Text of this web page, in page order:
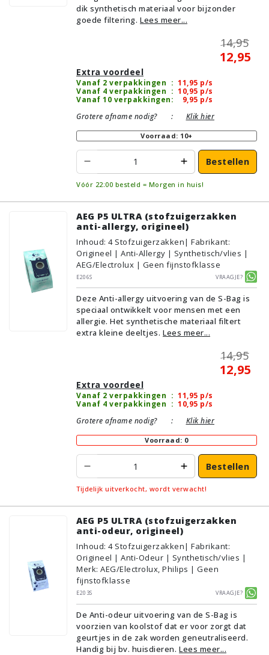
dik synthetisch materiaal voor bijzonder
goede filtering. Lees meer...
14,95
12,95
Extra voordeel
Vanaf 2 verpakkingen : 11,95 p/s
Vanaf 4 verpakkingen : 10,95 p/s
Vanaf 10 verpakkingen: 9,95 p/s
Grotere afname nodig?
: Klik hier
Voorraad: 10+
Bestellen
Vóór 22:00 besteld = Morgen in huis!
AEG P5 ULTRA (stofzuigerzakken
anti-allergy, origineel)
Inhoud: 4 Stofzuigerzakken| Fabrikant:
Origineel | Anti-Allergy | Synthetisch/vlies |
AEG/Electrolux | Geen fijnstofklasse
E206S
Vraagje?
Deze Anti-allergy uitvoering van de S-Bag is
speciaal ontwikkelt voor mensen met een
allergie. Het synthetische materiaal filtert
extra kleine deeltjes. Lees meer...
14,95
12,95
Extra voordeel
Vanaf 2 verpakkingen : 11,95 p/s
Vanaf 4 verpakkingen : 10,95 p/s
Grotere afname nodig?
: Klik hier
Voorraad: 0
Bestellen
Tijdelijk uitverkocht, wordt verwacht!
AEG P5 ULTRA (stofzuigerzakken
anti-odeur, origineel)
Inhoud: 4 Stofzuigerzakken| Fabrikant:
Origineel | Anti-Odeur | Synthetisch/vlies |
Merk: AEG/Electrolux, Philips | Geen
fijnstofklasse
E203S
Vraagje?
De Anti-odeur uitvoering van de S-Bag is
voorzien van koolstof dat er voor zorgt dat
geurtjes in de zak worden geneutraliseerd.
Handig bij bv. huisdieren. Lees meer...